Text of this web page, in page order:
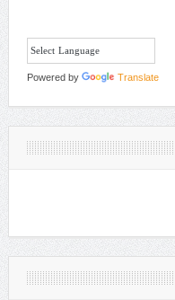
Powered by Translate